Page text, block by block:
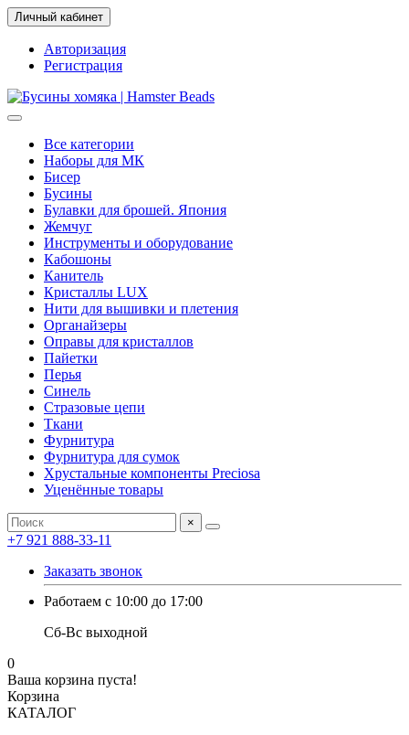
Личный кабинет
Авторизация
Регистрация
Все категории
Наборы для МК
Бисер
Бусины
Булавки для брошей. Япония
Жемчуг
Инструменты и оборудование
Кабошоны
Канитель
Кристаллы LUX
Нити для вышивки и плетения
Органайзеры
Оправы для кристаллов
Пайетки
Перья
Синель
Стразовые цепи
Ткани
Фурнитура
Фурнитура для сумок
Хрустальные компоненты Preciosa
Уценённые товары
×
+7 921 888-33-11
Заказать звонок
Работаем с 10:00 до 17:00
Сб-Вс выходной
0
Ваша корзина пуста!
Корзина
КАТАЛОГ